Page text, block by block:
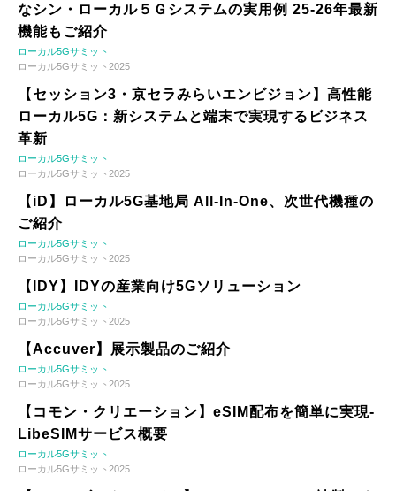
なシン・ローカル５Ｇシステムの実用例 25-26年最新
機能もご紹介
ローカル5Gサミット
ローカル5Gサミット2025
【セッション3・京セラみらいエンビジョン】高性能
ローカル5G：新システムと端末で実現するビジネス
革新
ローカル5Gサミット
ローカル5Gサミット2025
【iD】ローカル5G基地局 All-In-One、次世代機種の
ご紹介
ローカル5Gサミット
ローカル5Gサミット2025
【IDY】IDYの産業向け5Gソリューション
ローカル5Gサミット
ローカル5Gサミット2025
【Accuver】展示製品のご紹介
ローカル5Gサミット
ローカル5Gサミット2025
【コモン・クリエーション】eSIM配布を簡単に実現-
LibeSIMサービス概要
ローカル5Gサミット
ローカル5Gサミット2025